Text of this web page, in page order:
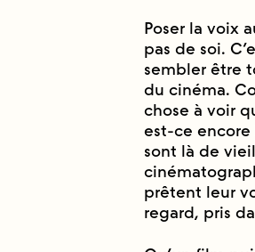
Poser la voix
pas de soi.
sembler être
du cinéma.
chose à voir
est-ce encore
sont là de
prêtent leur
regard, pris